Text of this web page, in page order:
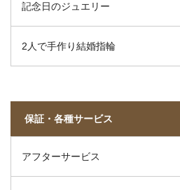
記念日のジュエリー
2人で手作り結婚指輪
保証・各種サービス
アフターサービス